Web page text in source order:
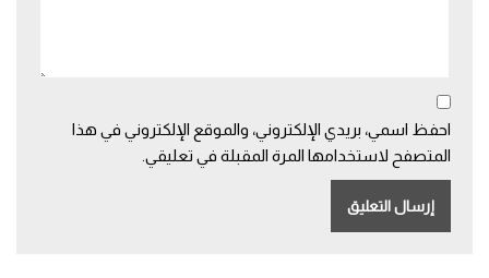
احفظ اسمي، بريدي الإلكتروني، والموقع الإلكتروني في هذا
المتصفح لاستخدامها المرة المقبلة في تعليقي.